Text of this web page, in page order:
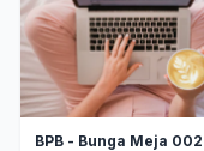
BPB - Bunga Meja 002